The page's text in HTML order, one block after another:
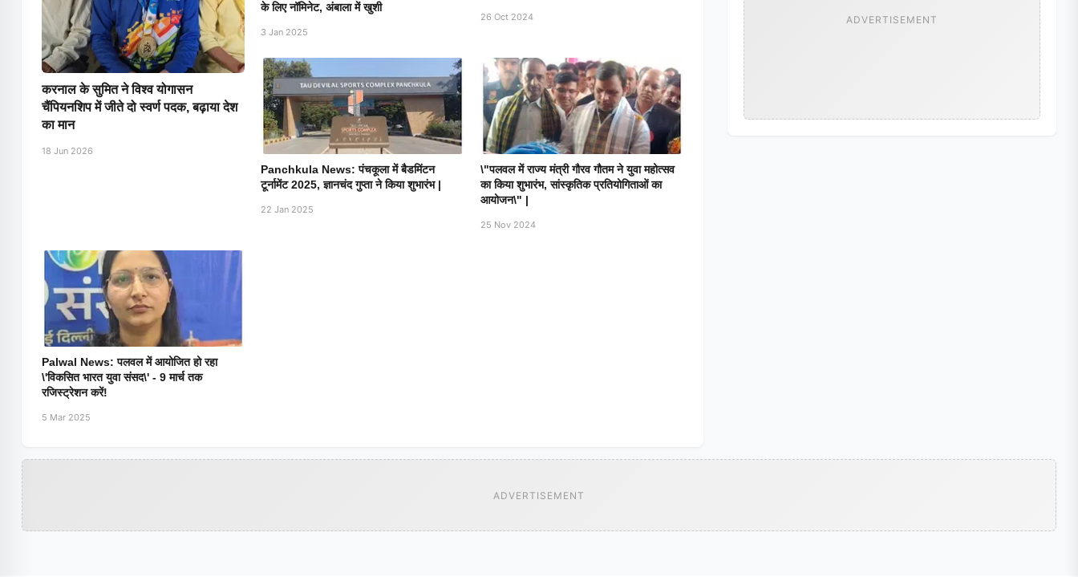
करनाल के सुमित ने विश्व योगासन
चैंपियनशिप में जीते दो स्वर्ण पदक, बढ़ाया देश
का मान
18 Jun 2026
के लिए नॉमिनेट, अंबाला में खुशी
3 Jan 2025
26 Oct 2024
Panchkula News: पंचकूला में बैडमिंटन
टूर्नामेंट 2025, ज्ञानचंद गुप्ता ने किया शुभारंभ |
22 Jan 2025
\"पलवल में राज्य मंत्री गौरव गौतम ने युवा महोत्सव
का किया शुभारंभ, सांस्कृतिक प्रतियोगिताओं का
आयोजन\" |
25 Nov 2024
Palwal News: पलवल में आयोजित हो रहा
\'विकसित भारत युवा संसद\' - 9 मार्च तक
रजिस्ट्रेशन करें!
5 Mar 2025
ADVERTISEMENT
ADVERTISEMENT